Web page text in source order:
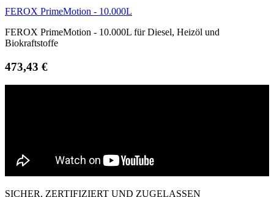
FEROX PrimeMotion - 10.000L
FEROX PrimeMotion - 10.000L für Diesel, Heizöl und
Biokraftstoffe
473,43 €
SICHER, ZERTIFIZIERT UND ZUGELASSEN